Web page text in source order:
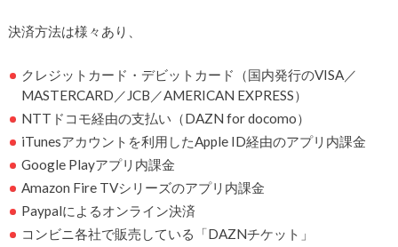
決済方法は様々あり、
クレジットカード・デビットカード（国内発行のVISA／
MASTERCARD／JCB／AMERICAN EXPRESS）
NTTドコモ経由の支払い（DAZN for docomo）
iTunesアカウントを利用したApple ID経由のアプリ内課金
Google Playアプリ内課金
Amazon Fire TVシリーズのアプリ内課金
Paypalによるオンライン決済
コンビニ各社で販売している「DAZNチケット」